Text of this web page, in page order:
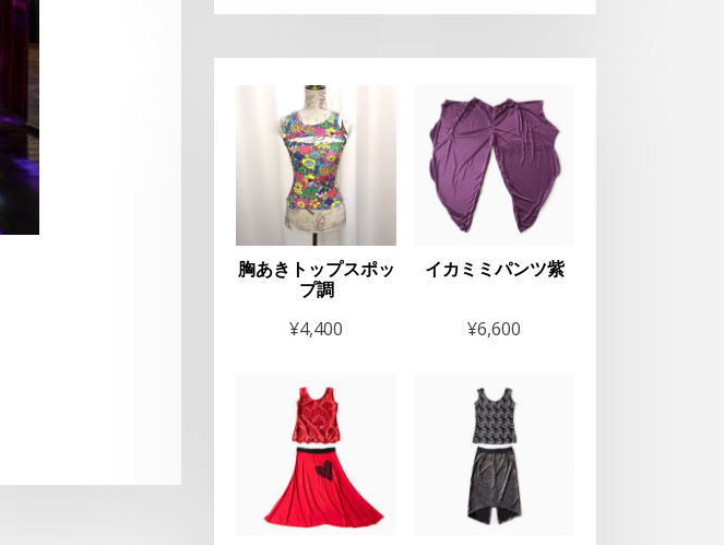
胸あきトップスポッ
プ調
¥4,400
イカミミパンツ紫
¥6,600